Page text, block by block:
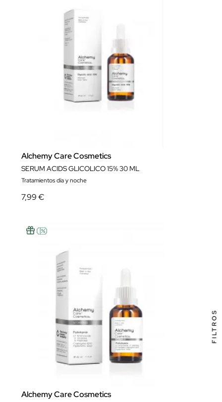
Alchemy Care Cosmetics
SERUM ACIDS GLICOLICO 15% 30 ML
Tratamientos día y noche
7,99 €
Alchemy Care Cosmetics
FILTROS